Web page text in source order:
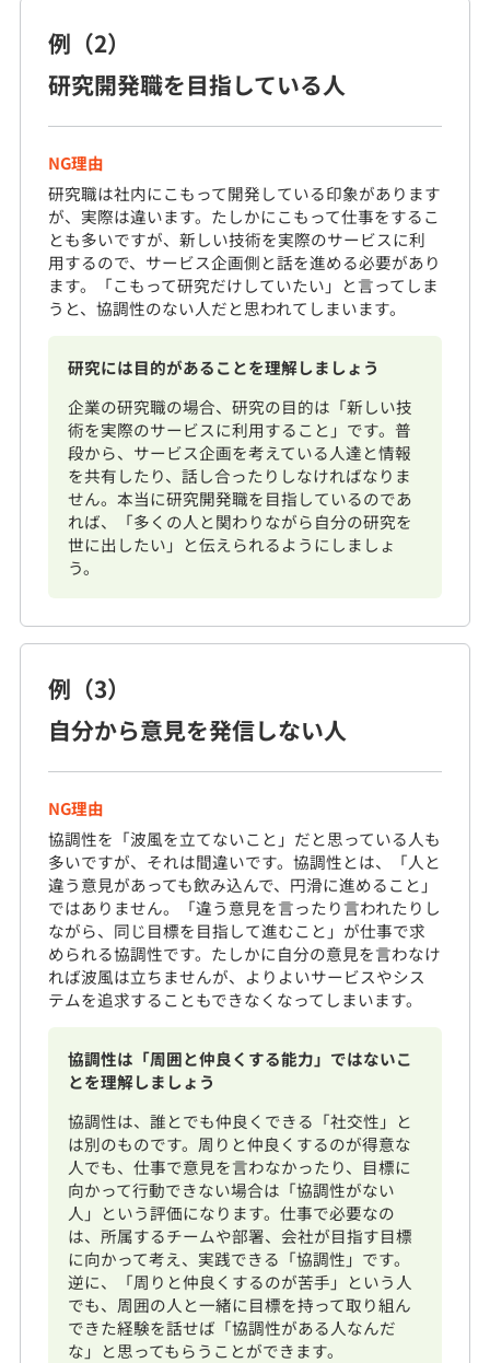
例（2）
研究開発職を目指している人
NG理由
研究職は社内にこもって開発している印象があります
が、実際は違います。たしかにこもって仕事をするこ
とも多いですが、新しい技術を実際のサービスに利
用するので、サービス企画側と話を進める必要があり
ます。「こもって研究だけしていたい」と言ってしま
うと、協調性のない人だと思われてしまいます。
研究には目的があることを理解しましょう
企業の研究職の場合、研究の目的は「新しい技
術を実際のサービスに利用すること」です。普
段から、サービス企画を考えている人達と情報
を共有したり、話し合ったりしなければなりま
せん。本当に研究開発職を目指しているのであ
れば、「多くの人と関わりながら自分の研究を
世に出したい」と伝えられるようにしましょ
う。
例（3）
自分から意見を発信しない人
NG理由
協調性を「波風を立てないこと」だと思っている人も
多いですが、それは間違いです。協調性とは、「人と
違う意見があっても飲み込んで、円滑に進めること」
ではありません。「違う意見を言ったり言われたりし
ながら、同じ目標を目指して進むこと」が仕事で求
められる協調性です。たしかに自分の意見を言わなけ
れば波風は立ちませんが、よりよいサービスやシス
テムを追求することもできなくなってしまいます。
協調性は「周囲と仲良くする能力」ではないこ
とを理解しましょう
協調性は、誰とでも仲良くできる「社交性」と
は別のものです。周りと仲良くするのが得意な
人でも、仕事で意見を言わなかったり、目標に
向かって行動できない場合は「協調性がない
人」という評価になります。仕事で必要なの
は、所属するチームや部署、会社が目指す目標
に向かって考え、実践できる「協調性」です。
逆に、「周りと仲良くするのが苦手」という人
でも、周囲の人と一緒に目標を持って取り組ん
できた経験を話せば「協調性がある人なんだ
な」と思ってもらうことができます。